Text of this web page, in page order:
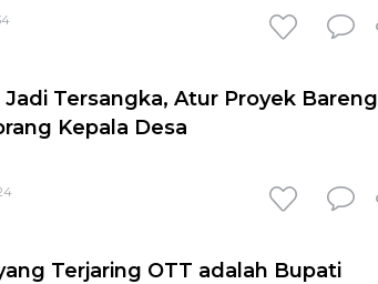
Tersangka, Atur Proyek Bareng
Kepala Desa
Terjaring OTT adalah Bupati